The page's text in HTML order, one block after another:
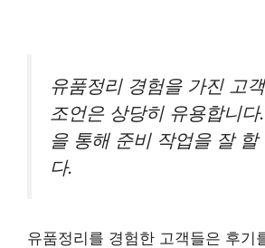
유품정리 경험을 가진 고
조언은 상당히 유용합니
을 통해 준비 작업을 잘 할
다.
유품정리를 경험한 고객들은 후기